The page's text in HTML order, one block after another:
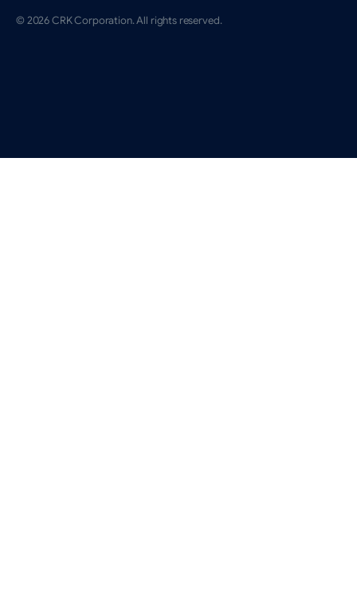
© 2026 CRK Corporation. All rights reserved.